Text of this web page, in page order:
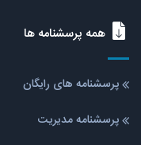
همه پرسشنامه ها
پرسشنامه های رایگان
پرسشنامه مدیریت